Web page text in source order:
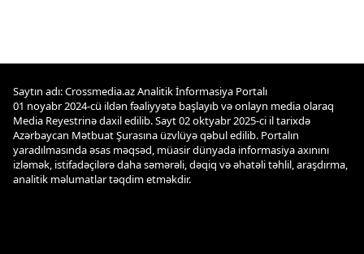
Saytın adı: Crossmedia.az Analitik İnformasiya Portalı
01 noyabr 2024-cü ildən fəaliyyətə başlayıb və onlayn media olaraq
Media Reyestrinə daxil edilib. Sayt 02 oktyabr 2025-ci il tarixdə
Azərbaycan Mətbuat Şurasına üzvlüyə qəbul edilib. Portalın
yaradılmasında əsas məqsəd, müasir dünyada informasiya axınını
izləmək, istifadəçilərə daha səmərəli, dəqiq və əhatəli təhlil, araşdırma,
analitik məlumatlar təqdim etməkdir.